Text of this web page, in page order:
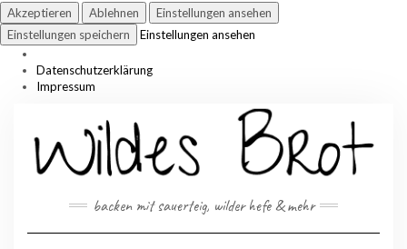
Akzeptieren
Ablehnen
Einstellungen ansehen
Einstellungen speichern
Einstellungen ansehen
Datenschutzerklärung
Impressum
content
backen mit sauerteig, wilder hefe & mehr